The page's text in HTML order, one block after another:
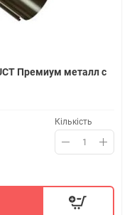
Премиум металл с
Кількість